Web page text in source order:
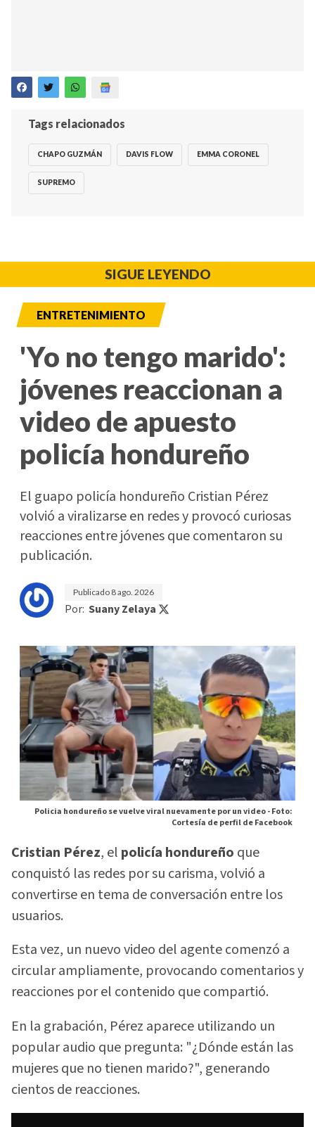
Tags relacionados
CHAPO GUZMÁN DAVIS FLOW EMMA CORONEL
SUPREMO
SIGUE LEYENDO
ENTRETENIMIENTO
'Yo no tengo marido':
jóvenes reaccionan a
video de apuesto
policía hondureño
El guapo policía hondureño Cristian Pérez
volvió a viralizarse en redes y provocó curiosas
reacciones entre jóvenes que comentaron su
publicación.
Publicado 8 ago. 2026
Por: Suany Zelaya
Policia hondureño se vuelve viral nuevamente por un video -Foto:
Cortesía de perfil de Facebook
Cristian Pérez, el policía hondureño que
conquistó las redes por su carisma, volvió a
convertirse en tema de conversación entre los
usuarios.
Esta vez, un nuevo video del agente comenzó a
circular ampliamente, provocando comentarios y
reacciones por el contenido que compartió.
En la grabación, Pérez aparece utilizando un
popular audio que pregunta: "¿Dónde están las
mujeres que no tienen marido?", generando
cientos de reacciones.